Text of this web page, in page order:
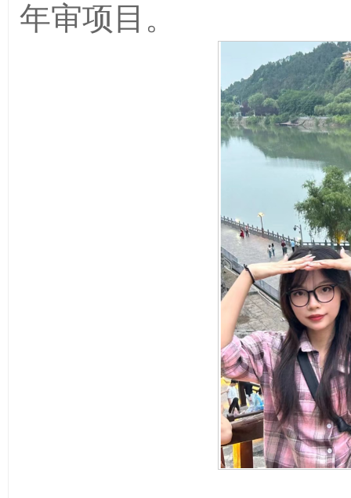
年审项目。